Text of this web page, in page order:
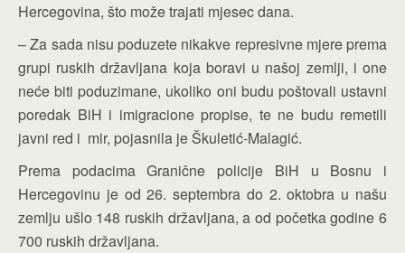
Hercegovina, što može trajati mjesec dana.
– Za sada nisu poduzete nikakve represivne mjere prema
grupi ruskih državljana koja boravi u našoj zemlji, i one
neće biti poduzimane, ukoliko oni budu poštovali ustavni
poredak BiH i imigracione propise, te ne budu remetili
javni red i mir, pojasnila je Škuletić-Malagić.
Prema podacima Granične policije BiH u Bosnu i
Hercegovinu je od 26. septembra do 2. oktobra u našu
zemlju ušlo 148 ruskih državljana, a od početka godine 6
700 ruskih državljana.